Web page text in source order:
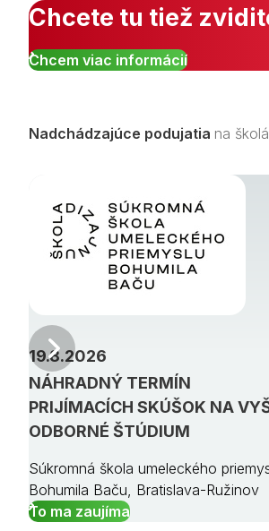
Chcete tu tiež
Chcem viac informácií
Nadchádzajúce podujatia na
NÁHRADNÝ TERMÍN
PRIJÍMACÍCH SKÚŠOK NA
ODBORNÉ ŠTÚDIUM
19.8.2026
Súkromná škola umeleckého
Bohumila Baču, Bratislava-Ružinov
To ma zaujíma
Predchádzajúci